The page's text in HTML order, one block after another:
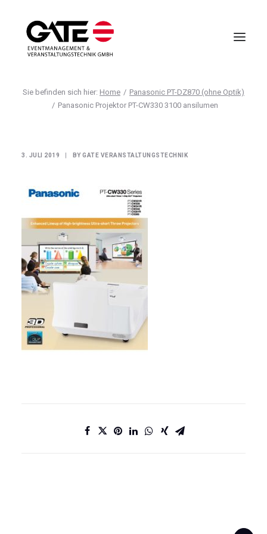
VIRTUELLE EVENTS
UNTERNEHMEN
ANFRAGE
AGB
DATENSCHUTZ
IMPRESSUM
KONTAKT
JOBS
Home
Panasonic PT-DZ870 (ohne Optik)
Panasonic Projektor PT-CW330 3100 ansilumen
3. JULI 2019 BYGATE VERANSTALTUNGSTECHNIK